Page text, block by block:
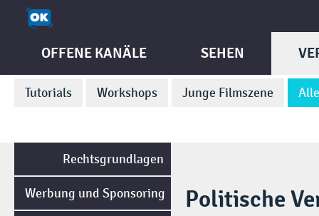
OFFENE KANÄLE SEHEN
Tutorials Workshops Junge Filmszene
Rechtsgrundlagen
Werbung und Sponsoring Politische